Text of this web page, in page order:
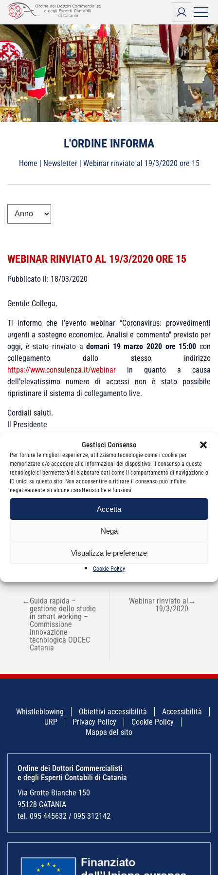
Gestisci Consenso
Per fornire le migliori esperienze, utilizziamo tecnologie come i cookie per
memorizzare e/o accedere alle informazioni del dispositivo. Il consenso a queste
tecnologie ci permetterà di elaborare dati come il comportamento di navigazione o
ID unici su questo sito. Non acconsentire o ritirare il consenso può influire
negativamente su alcune caratteristiche e funzioni.
Accetta
Nega
Visualizza le preferenze
Cookie Policy
Vai
contenuto
L'ORDINE INFORMA
Home | Newsletter| Webinar rinviato al 19/3/2020 ore 15
WEBINAR RINVIATO AL 19/3/2020 ORE 15
Pubblicato il: 18/03/2020
Gentile Collega,
Ti informo che l’evento webinar “Coronavirus: provvedimenti
urgenti a sostegno economico. Analisi e commento" previsto per
oggi, è stato rinviato adomani 19 marzo 2020 ore 15:00 con
collegamento dallo stesso indirizzo
https://www.consulenza.it/webinar in quanto a causa
dell’elevatissimo numero di accessi non è stato possibile
ripristinare il sistema di collegamento live.
Cordiali saluti.
Il Presidente
NAVIGAZIONE
ARTICOLI
← Guida rapida –
gestione dello studio
in smart working –
Commissione
innovazione
tecnologica ODCEC
Catania
Webinar rinviato al
19/3/2020
→
Whistleblowing Obiettivi accessibilità
Accessibilità
URP
Privacy Policy
Cookie Policy
Mappa del sito
Ordine dei Dottori Commercialisti
e degli Esperti Contabili di Catania
Via Grotte Bianche 150
95128 CATANIA
tel. 095 445632 / 095 312142